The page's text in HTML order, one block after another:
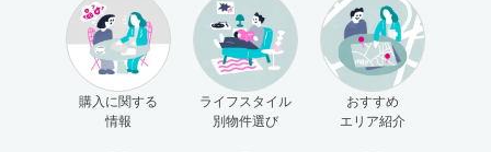
購入に関する
情報
ライフスタイル
別物件選び
おすすめ
エリア紹介